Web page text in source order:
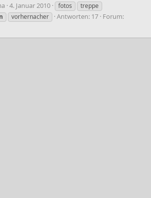
4. Januar 2010 fotos
treppe
vorhernacher Antworten: 17 Forum: